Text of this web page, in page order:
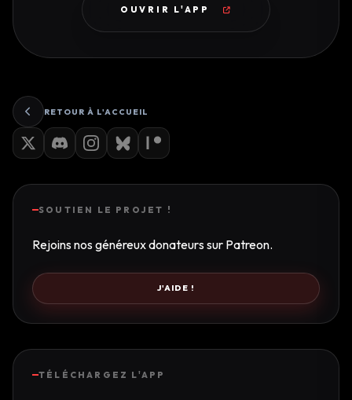
OUVRIR L'APP
RETOUR À L'ACCUEIL
SOUTIEN LE PROJET !
Rejoins nos généreux donateurs sur Patreon.
J'AIDE !
TÉLÉCHARGEZ L'APP